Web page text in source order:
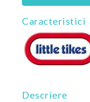
Caracteristici
Descriere